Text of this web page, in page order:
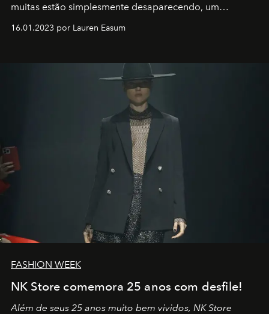
muitas estão simplesmente desaparecendo, um
transportador AMTD abrindo caminho para muitos
por propósitos, com um claro senso de missão na vida e
16.01.2023 por Lauren Easum
FASHION WEEK
NK Store comemora 25 anos com desfile!
Além de seus 25 anos muito bem vividos, NK Store